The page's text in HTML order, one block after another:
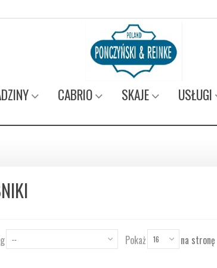
CABRIO SKAJE USŁUGI
-- Pokaż 16 na stronę